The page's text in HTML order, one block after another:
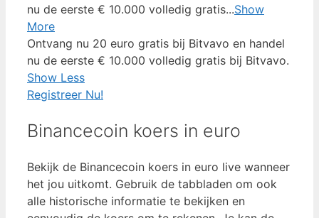
nu de eerste € 10.000 volledig gratis...Show
More
Ontvang nu 20 euro gratis bij Bitvavo en handel
nu de eerste € 10.000 volledig gratis bij Bitvavo.
Show Less
Registreer Nu!
Binancecoin koers in euro
Bekijk de Binancecoin koers in euro live wanneer
het jou uitkomt. Gebruik de tabbladen om ook
alle historische informatie te bekijken en